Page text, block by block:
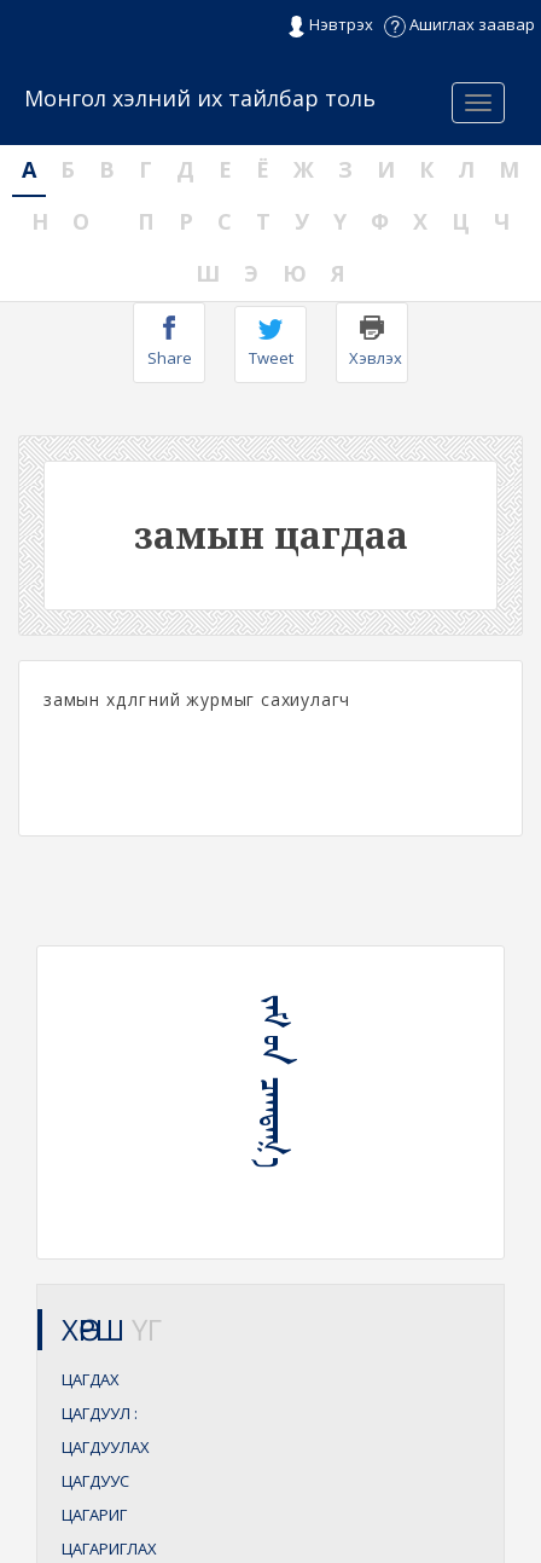
Нэвтрэх Ашиглах заавар
Menu
Монгол хэлний их тайлбар толь
А Б В Г Д Е Ё Ж З И К Л
М
Н
О П Р С Т У Ү Ф Х Ц
Ч
Ш
Э Ю Я
Share Tweet Хэвлэх
замын цагдаа
замын хөдөлгөөний журмыг сахиулагч
ᠵᠠᠮ ᠤᠨ ᠴᠠᠭᠳᠠᠭ᠎ᠠ
ХӨРШ ҮГ
ЦАГДАХ
ЦАГДУУЛ :
ЦАГДУУЛАХ
ЦАГДУУС
ЦАГАРИГ
ЦАГАРИГЛАХ